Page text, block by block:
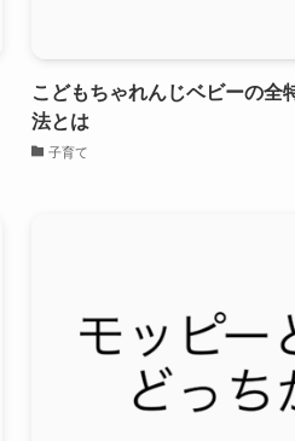
こどもちゃれんじベビーの全
法とは
子育て